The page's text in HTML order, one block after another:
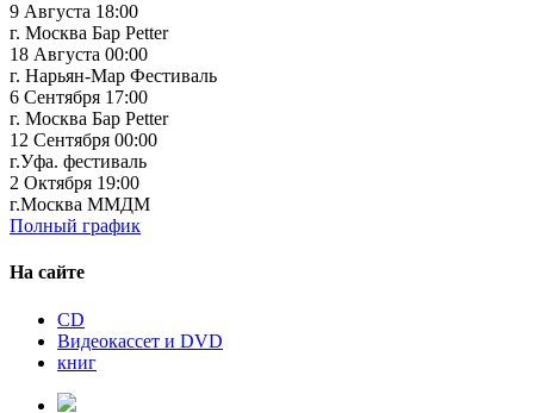
9 Августа 18:00
г. Москва Бар Petter
18 Августа 00:00
г. Нарьян-Мар Фестиваль
6 Сентября 17:00
г. Москва Бар Petter
12 Сентября 00:00
г.Уфа. фестиваль
2 Октября 19:00
г.Москва ММДМ
Полный график
На сайте
CD
Видеокассет и DVD
книг